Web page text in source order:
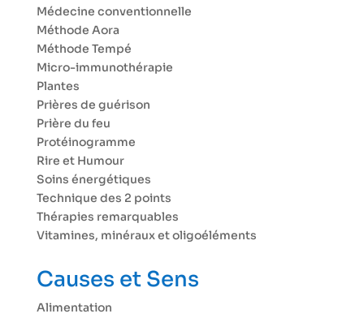
Médecine conventionnelle
Méthode Aora
Méthode Tempé
Micro-immunothérapie
Plantes
Prières de guérison
Prière du feu
Protéinogramme
Rire et Humour
Soins énergétiques
Technique des 2 points
Thérapies remarquables
Vitamines, minéraux et oligoéléments
Causes et Sens
Alimentation